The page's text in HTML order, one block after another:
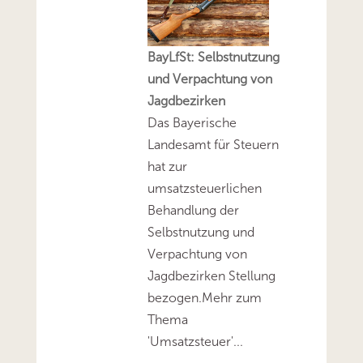
BayLfSt: Selbstnutzung
und Verpachtung von
Jagdbezirken
Das Bayerische
Landesamt für Steuern
hat zur
umsatzsteuerlichen
Behandlung der
Selbstnutzung und
Verpachtung von
Jagdbezirken Stellung
bezogen.Mehr zum
Thema
'Umsatzsteuer'...